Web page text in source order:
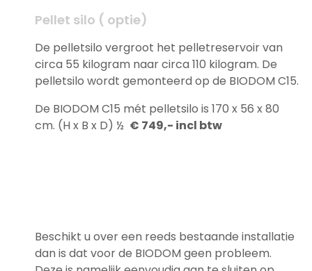
Pellet silo ( optie)
De pelletsilo vergroot het pelletreservoir van
circa 55 kilogram naar circa 110 kilogram. De
pelletsilo wordt gemonteerd op de BIODOM C15.
De BIODOM C15 mét pelletsilo is 170 x 56 x 80
cm. (H x B x D) ½ € 749,- incl btw
Beschikt u over een reeds bestaande installatie
dan is dat voor de BIODOM geen probleem.